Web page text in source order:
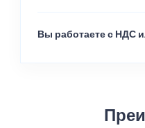
Вы работаете с НДС